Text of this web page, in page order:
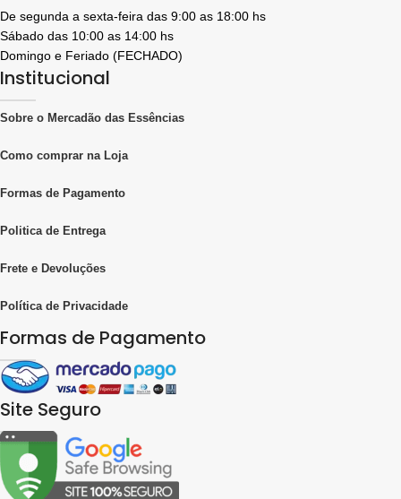
De segunda a sexta-feira das 9:00 as 18:00 hs
Sábado das 10:00 as 14:00 hs
Domingo e Feriado (FECHADO)
Institucional
Sobre o Mercadão das Essências
Como comprar na Loja
Formas de Pagamento
Politica de Entrega
Frete e Devoluções
Política de Privacidade
Formas de Pagamento
Site Seguro